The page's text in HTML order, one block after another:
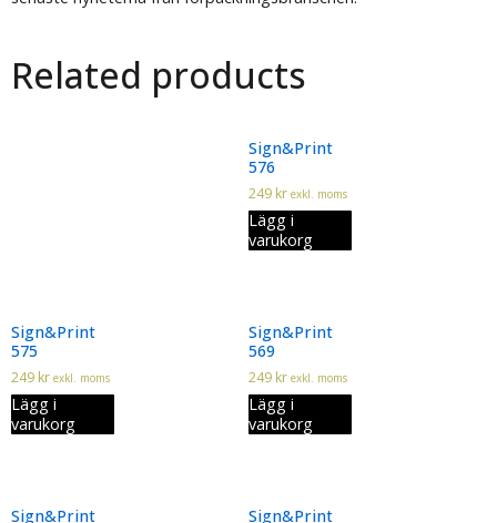
Related products
Sign&Print
576
249 kr exkl. moms
Lägg i
varukorg
Sign&Print
575
249 kr exkl. moms
Lägg i
varukorg
Sign&Print
569
249 kr exkl. moms
Lägg i
varukorg
Sign&Print
Sign&Print